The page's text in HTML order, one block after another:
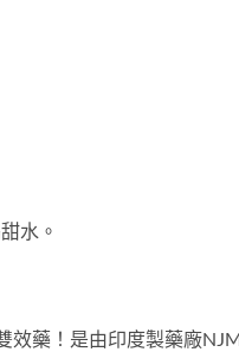
水。
藥！是由印度製藥廠